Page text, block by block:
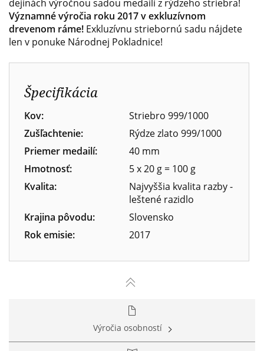
dejinách výročnou sadou medailí z rýdzeho striebra!
Významné výročia roku 2017 v exkluzívnom
drevenom ráme! Exkluzívnu striebornú sadu nájdete
len v ponuke Národnej Pokladnice!
Špecifikácia
Kov:
Striebro 999/1000
Zušľachtenie:
Rýdze zlato 999/1000
Priemer medailí:
40 mm
Hmotnosť:
5 x 20 g = 100 g
Kvalita:
Najvyššia kvalita razby -
leštené razidlo
Krajina pôvodu:
Slovensko
Rok emisie:
2017
Výročia osobností